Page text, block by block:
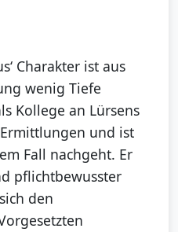
Charakter ist aus
wenig Tiefe
Kollege an Lürsens
und ist
Fall nachgeht. Er
pflichtbewusster
den